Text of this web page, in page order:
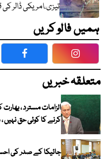
تیزی،امریکی ڈالر
ہمیں فالو کریں
Facebook
متعلقہ خبریں
الزامات مسترد ،
کرنے کا کوئی حق نہیں
جائیکا کے صدر کی